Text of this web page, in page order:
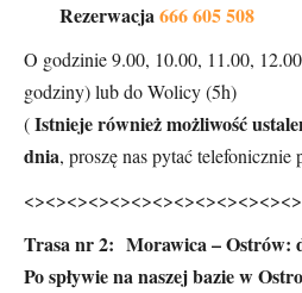
Rezerwacja666 605 508
O godzinie 9.00, 10.00, 11.00,
godziny) lub do Wolicy (5h)
(Istnieje również możliwość
dnia, proszę nas pytać
Trasa nr 2: Morawica – Ostrów:
Po spływie na naszej bazie w